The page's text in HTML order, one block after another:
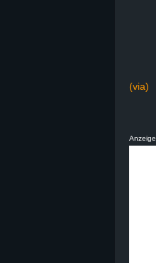
(via)
Anzeige